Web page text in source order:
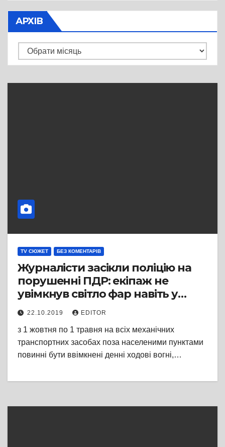
АРХІВ
Архів
TV СЮЖЕТ БЕЗ КОМЕНТАРІВ
Журналісти засікли поліцію на
порушенні ПДР: екіпаж не
увімкнув світло фар навіть у
туман
22.10.2019 EDITOR
з 1 жовтня по 1 травня на всіх механічних
транспортних засобах поза населеними пунктами
повинні бути ввімкнені денні ходові вогні,…